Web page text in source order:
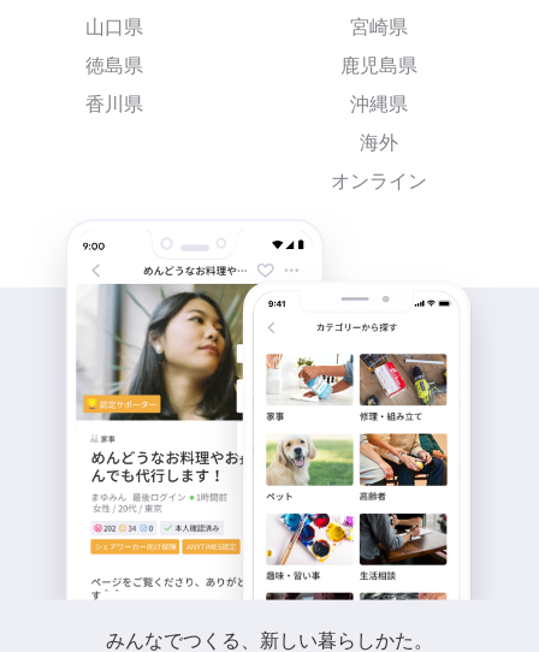
山口県
徳島県
香川県
宮崎県
鹿児島県
沖縄県
海外
オンライン
みんなでつくる、新しい暮らしかた。